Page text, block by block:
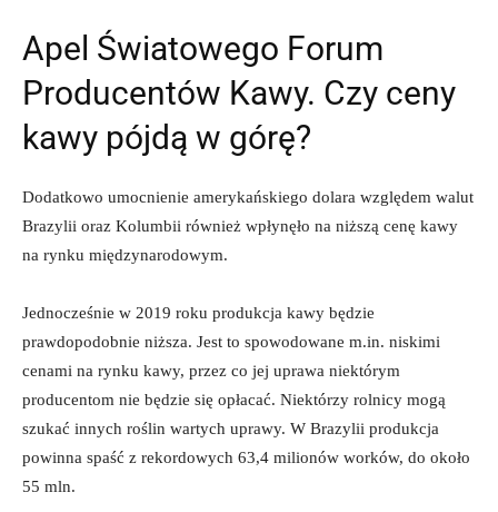
Apel Światowego Forum
Producentów Kawy. Czy ceny
kawy pójdą w górę?
Dodatkowo umocnienie amerykańskiego dolara względem walut
Brazylii oraz Kolumbii również wpłynęło na niższą cenę kawy
na rynku międzynarodowym.
Jednocześnie w 2019 roku produkcja kawy będzie
prawdopodobnie niższa. Jest to spowodowane m.in. niskimi
cenami na rynku kawy, przez co jej uprawa niektórym
producentom nie będzie się opłacać. Niektórzy rolnicy mogą
szukać innych roślin wartych uprawy. W Brazylii produkcja
powinna spaść z rekordowych 63,4 milionów worków, do około
55 mln.